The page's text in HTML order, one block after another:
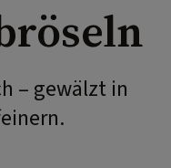
– gewälzt in